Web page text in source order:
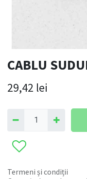
CABLU
29,42 lei
Termeni și condiții